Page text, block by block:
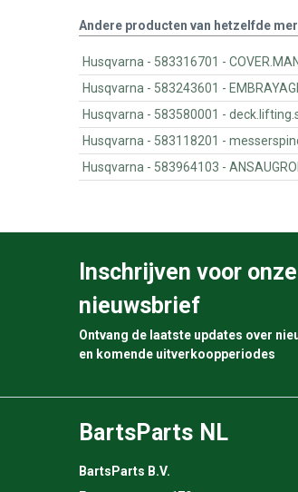
Andere producten van hetzelfde
Husqvarna -
Husqvarna -
Husqvarna - 583580001 -
Husqvarna -
Husqvarna - 583964103 -
Inschrijven voor onze
nieuwsbrief
Ontvang de laatste updates over
en komende uitverkoopperiodes
BartsParts NL
BartsParts B.V.